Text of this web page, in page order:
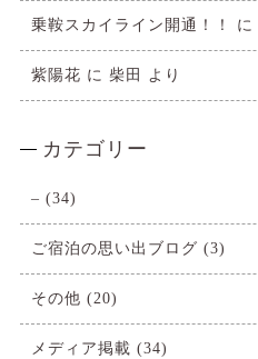
乗鞍スカイライン開通！！ に
紫陽花 に 柴田 より
カテゴリー
– (34)
ご宿泊の思い出ブログ (3)
その他 (20)
メディア掲載 (34)